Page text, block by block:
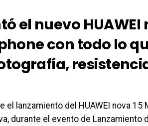
el nuevo HUAWEI
con todo lo
el lanzamiento del HUAWEI nova 15
durante el evento de Lanzamiento